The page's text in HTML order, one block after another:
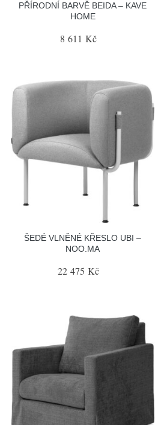
PŘÍRODNÍ BARVĚ BEIDA – KAVE
HOME
8 611 Kč
ŠEDÉ VLNĚNÉ KŘESLO UBI –
NOO.MA
22 475 Kč